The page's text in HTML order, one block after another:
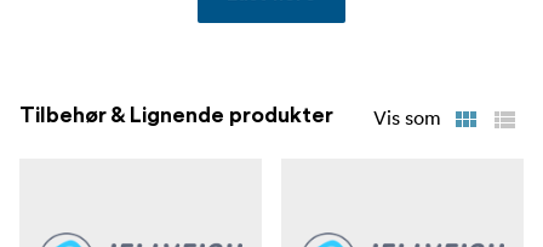
Tilbehør & Lignende produkter Vis som